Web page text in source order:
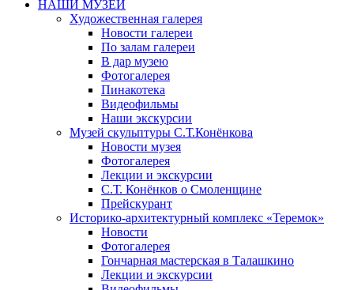
НАШИ МУЗЕИ
Художественная галерея
Новости галереи
По залам галереи
В дар музею
Фотогалерея
Пинакотека
Видеофильмы
Наши экскурсии
Музей скульптуры С.Т.Конёнкова
Новости музея
Фотогалерея
Лекции и экскурсии
С.Т. Конёнков о Смоленщине
Прейскурант
Историко-архитектурный комплекс «Теремок»
Новости
Фотогалерея
Гончарная мастерская в Талашкино
Лекции и экскурсии